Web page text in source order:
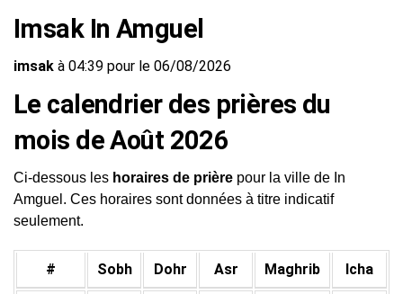
Imsak In Amguel
imsak à 04:39 pour le 06/08/2026
Le calendrier des prières du
mois de Août 2026
Ci-dessous les horaires de prière pour la ville de In
Amguel. Ces horaires sont données à titre indicatif
seulement.
# Sobh Dohr Asr Maghrib Icha